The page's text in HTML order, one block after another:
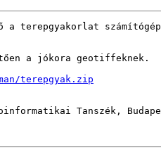
terepgyakorlat
a jókora geotiffeknek.
terepgyak.zip
Tanszék,